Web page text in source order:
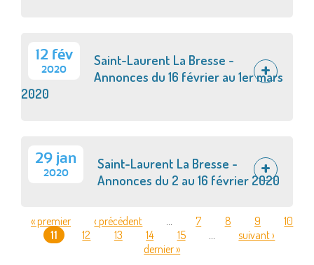
12 fév
2020
Saint-Laurent La Bresse -
Annonces du 16 février au 1er mars
2020
29 jan
2020
Saint-Laurent La Bresse -
Annonces du 2 au 16 février 2020
PAGES
« premier ‹ précédent … 7 8 9
10
11
12 13 14 15 …
suivant ›
dernier »